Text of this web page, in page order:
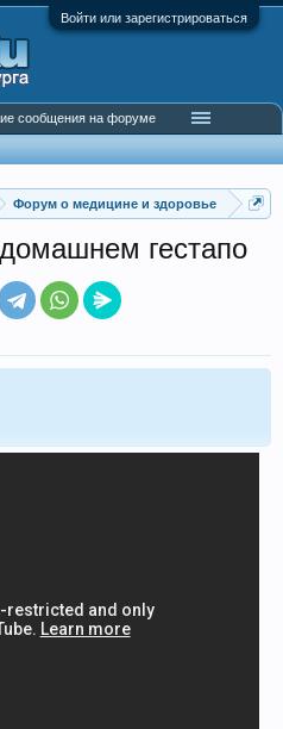
Войти или зарегистрироваться
Форум о медицине и здоровье
гестапо
сообщения на форуме